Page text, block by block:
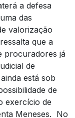
a defesa
das
valorização
que a
procuradores já
de
está sob
de
exercício de
Meneses. No